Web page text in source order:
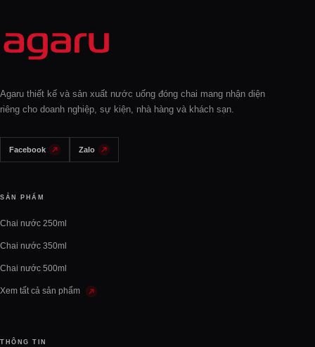
Agaru thiết kế và sản xuất nước uống đóng chai mang nhận diện
riêng cho doanh nghiệp, sự kiện, nhà hàng và khách sạn.
Facebook Zalo
SẢN PHẨM
Chai nước 250ml
Chai nước 350ml
Chai nước 500ml
Xem tất cả sản phẩm
THÔNG TIN